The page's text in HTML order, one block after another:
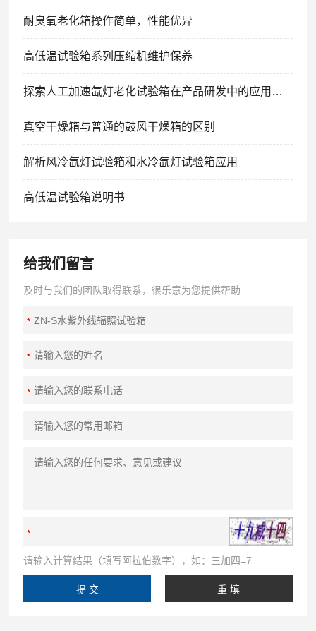
耐臭氧老化箱操作简单，性能优异
高低温试验箱系列压缩机维护保养
探索人工加速氙灯老化试验箱在产品研发中的应用价值
真空干燥箱与普通的鼓风干燥箱的区别
解析风冷氙灯试验箱和水冷氙灯试验箱应用
高低温试验箱说明书
给我们留言
及时与我们的团队取得联系，很乐意为您提供帮助
请输入计算结果（填写阿拉伯数字），如：三加四=7